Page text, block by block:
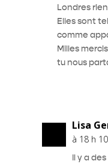
Londres
Elles sont
comme
Milles
tu nous
Lisa
à 18 h
Il y a